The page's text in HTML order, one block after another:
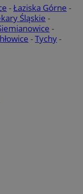
-Łaziska Górne -
Śląskie -
-
-Tychy-